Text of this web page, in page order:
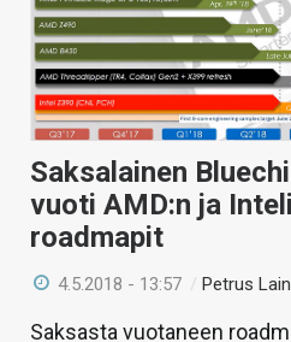
Saksalainen
vuoti AMD:n ja
roadmapit
4.5.2018 - 13:57 /Petrus
Saksasta vuotaneen